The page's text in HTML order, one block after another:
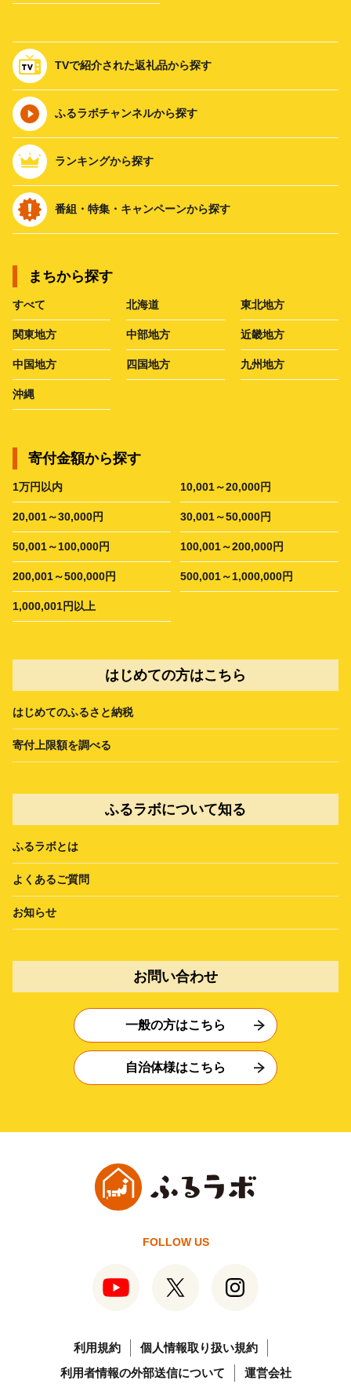
TVで紹介された返礼品から探す
ふるラボチャンネルから探す
ランキングから探す
番組・特集・キャンペーンから探す
まちから探す
すべて 北海道 東北地方
関東地方 中部地方 近畿地方
中国地方 四国地方 九州地方
沖縄
寄付金額から探す
1万円以内 10,001～20,000円
20,001～30,000円 30,001～50,000円
50,001～100,000円 100,001～200,000円
200,001～500,000円 500,001～1,000,000円
1,000,001円以上
はじめての方はこちら
はじめてのふるさと納税
寄付上限額を調べる
ふるラボについて知る
ふるラボとは
よくあるご質問
お知らせ
お問い合わせ
一般の方はこちら
自治体様はこちら
FOLLOW US
利用規約
個人情報取り扱い規約
利用者情報の外部送信について
運営会社